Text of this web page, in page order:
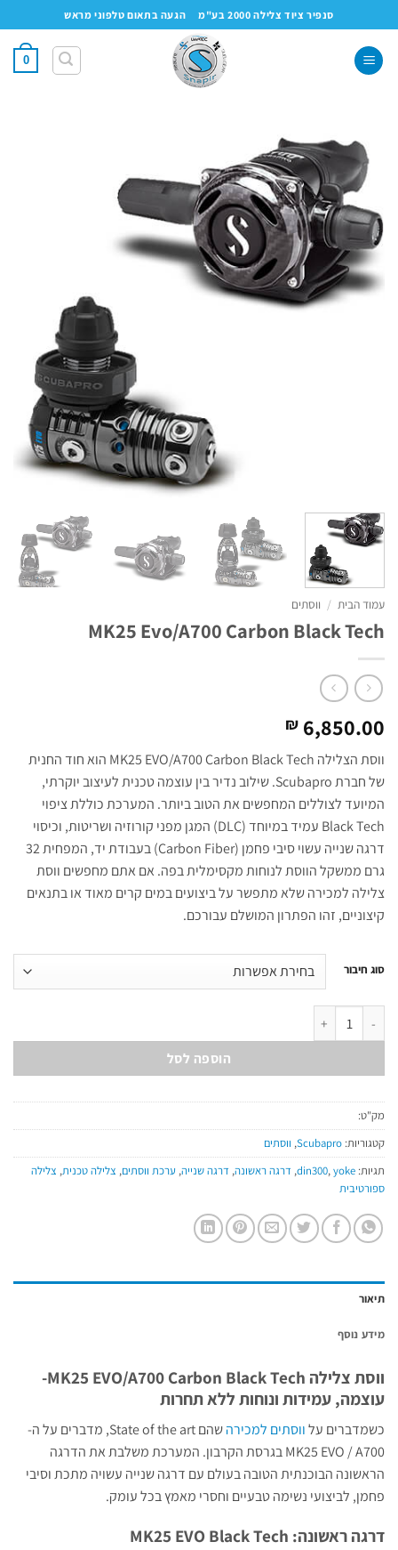
to
content
סנפיר ציוד צלילה 2000 בע"מ הגעה בתאום טלפוני מראש
0
עמוד הבית / ווסתים
MK25 Evo/A700 Carbon Black Tech
₪ 6,850.00
ווסת הצלילה MK25 EVO/A700 Carbon Black Tech הוא חוד החנית
של חברת Scubapro. שילוב נדיר בין עוצמה טכנית לעיצוב יוקרתי,
המיועד לצוללים המחפשים את הטוב ביותר. המערכת כוללת ציפוי
Black Tech עמיד במיוחד (DLC) המגן מפני קורוזיה ושריטות, וכיסוי
דרגה שנייה עשוי סיבי פחמן (Carbon Fiber) בעבודת יד, המפחית 32
גרם ממשקל הווסת לנוחות מקסימלית בפה. אם אתם מחפשים ווסת
צלילה למכירה שלא מתפשר על ביצועים במים קרים מאוד או בתנאים
קיצוניים, זהו הפתרון המושלם עבורכם.
סוג חיבור
כמות של MK25 Evo/A700 Carbon Black Tech
הוספה לסל
מק"ט:
קטגוריות: Scubapro
, ווסתים
תגיות:
din300,yoke
, דרגה ראשונה, דרגה שנייה, ערכת ווסתים, צלילה טכנית, צלילה
ספורטיבית
תיאור
מידע נוסף
ווסת צלילה MK25 EVO/A700 Carbon Black Tech-
עוצמה, עמידות ונוחות ללא תחרות
כשמדברים עלווסתים למכירה
שהם State of the art, מדברים על ה-
MK25 EVO / A700 בגרסת הקרבון. המערכת משלבת את הדרגה
הראשונה הבוכנתית הטובה בעולם עם דרגה שנייה עשויה מתכת וסיבי
פחמן, לביצועי נשימה טבעיים וחסרי מאמץ בכל עומק.
דרגה ראשונה: MK25 EVO Black Tech